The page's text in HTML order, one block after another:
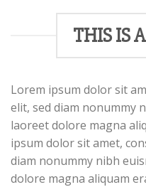
THIS IS
Lorem ipsum dolor sit
elit, sed diam nonummy
laoreet dolore magna
ipsum dolor sit amet,
diam nonummy nibh
dolore magna aliquam